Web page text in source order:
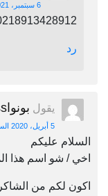
6 سبتمبر، 2021 الساعة 5:44 م
00218913428912تعالي
رد
يقول بونواssss
5 أبريل، 2020 الساعة 9:01 م
السلام عليكم
اخي / شو اسم هذا
اكون لكم من